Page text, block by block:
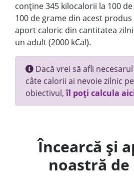
conține 345 kilocalorii la 100
100 de grame din acest
aport caloric din cantitatea
un adult (2000 kCal).
Dacă vrei să afli
câte calorii ai nevoie zilnic
obiectivul,îl poți calcula
Încearcă și
noastră